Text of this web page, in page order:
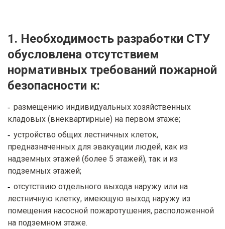
1. Необходимость разработки СТУ
обусловлена отсутствием
нормативных требований пожарной
безопасности к:
размещению индивидуальных хозяйственных
кладовых (внеквартирные) на первом этаже;
устройство общих лестничных клеток,
предназначенных для эвакуации людей, как из
надземных этажей (более 5 этажей), так и из
подземных этажей;
отсутствию отдельного выхода наружу или на
лестничную клетку, имеющую выход наружу из
помещения насосной пожаротушения, расположенной
на подземном этаже.